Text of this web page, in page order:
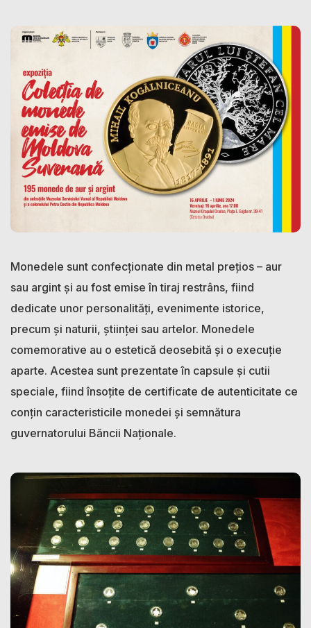
Monedele sunt confecționate din metal prețios – aur
sau argint și au fost emise în tiraj restrâns, fiind
dedicate unor personalități, evenimente istorice,
precum și naturii, științei sau artelor. Monedele
comemorative au o estetică deosebită și o execuție
aparte. Acestea sunt prezentate în capsule și cutii
speciale, fiind însoțite de certificate de autenticitate ce
conțin caracteristicile monedei și semnătura
guvernatorului Băncii Naționale.